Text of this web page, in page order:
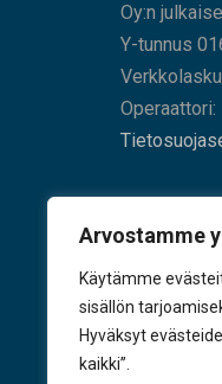
Arvostamme
Käytämme
sisällön
Hyväksyt
kaikki”.
Oy:n
Y-tunnus
Operaattori:
KÄY